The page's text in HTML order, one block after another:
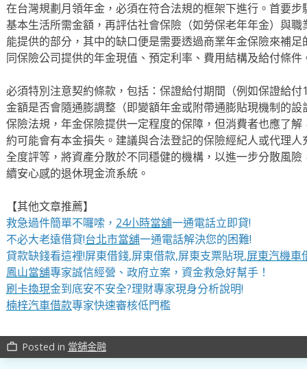
在台灣規劃月領年金，必須在符合法規的框架下進行。首要
基本生活所需金額，再評估社會保險（如勞保老年年金）與
能提供的部分，其中的缺口便是需要透過商業年金保險來補
同保險公司提供的年金現值、預定利率、費用結構及給付條件
必須特別注意契約條款，包括：保證給付期間（例如保證給
金額是否會隨通膨調整（即變額年金或附帶通膨貼現機制的
保險法規，年金保險提供一定程度的保障，但消費者也應了
約可能會有本金損失。建議與合法登記的保險經紀人或代理
全度評等，將資產分散於不同穩健的機構，以進一步分散風
續安心感的退休現金流系統。
【其他文章推薦】
救急過件簡單不囉嗦， 24小時當舖一通電話立即貸!
不必大老遠借貸!台北市當舖一通電話解決您的困難!
貸款缺錢看這裡!屏東借錢,屏東借款,屏東支票貼現,屏東汽機車
鳳山當舖專家誠信經營、政府立案，資金救急好幫手！
刷卡換現金到底安不安全?理財專家現身分析說明!
楠梓汽車借款專家快速審核低門檻
work_outline Posted in 當舖金融